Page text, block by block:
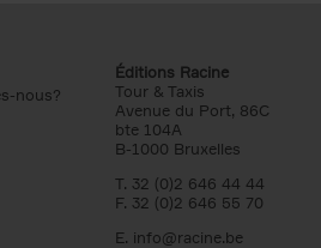
nous?
Éditions Racine
Tour & Taxis
Avenue du Port, 86C
bte 104A
B-1000 Bruxelles
T. 32 (0)2 646 44 44
F. 32 (0)2 646 55 70
E. info@racine.be